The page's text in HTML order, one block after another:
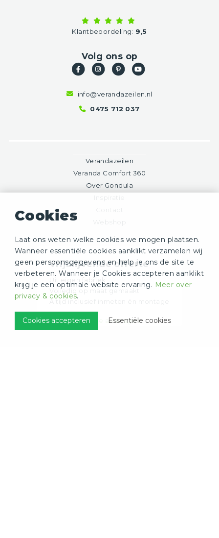
Klantbeoordeling: 9,5
Volg ons op
info@verandazeilen.nl
0475 712 037
Verandazeilen
Veranda Comfort 360
Over Gondula
Vrijblijvende offerte
Uit eigen fabriek
Volledig op maat gemaakt
Offerte aanvragen
Cookies
Laat ons weten welke cookies we mogen plaatsen.
Wanneer essentiële cookies aanklikt verzamelen wij
geen persoonsgegevens en help je ons de site te
verbeteren. Wanneer je Cookies accepteren aanklikt
krijg je een optimale website ervaring. Meer over
privacy & cookies.
Cookies accepteren Essentiële cookies